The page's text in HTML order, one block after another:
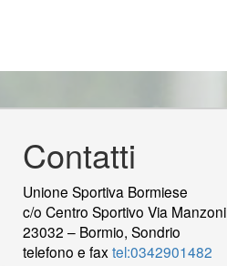
Contatti
Unione Sportiva Bormiese
c/o Centro Sportivo Via Manzoni
23032 – Bormio, Sondrio
telefono e fax tel:0342901482